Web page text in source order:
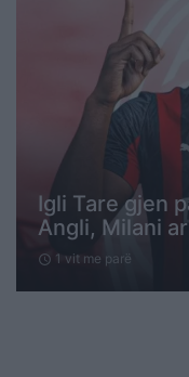
Igli Tare gjen
Angli, Milani
schedule 1 vit me parë